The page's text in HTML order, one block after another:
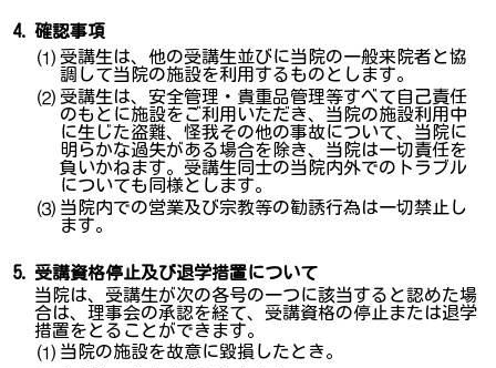
4. 確認事項
⑴ 受講生は、他の受講生並びに当院の一般来院者と協
調して当院の施設を利用するものとします。
⑵ 受講生は、安全管理・貴重品管理等すべて自己責任
のもとに施設をご利用いただき、当院の施設利用中
に生じた盗難、怪我その他の事故について、当院に
明らかな過失がある場合を除き、当院は一切責任を
負いかねます。受講生同士の当院内外でのトラブル
についても同様とします。
⑶ 当院内での営業及び宗教等の勧誘行為は一切禁止し
ます。
5. 受講資格停止及び退学措置について
当院は、受講生が次の各号の一つに該当すると認めた場
合は、理事会の承認を経て、受講資格の停止または退学
措置をとることができます。
⑴ 当院の施設を故意に毀損したとき。